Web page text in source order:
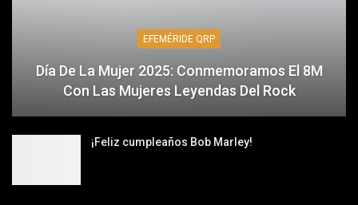
EFEMÉRIDE QRP
Día De La Mujer 2025: Conmemoramos El 8M
Con Las Mujeres Leyendas Del Rock
¡Feliz cumpleaños Bob Marley!